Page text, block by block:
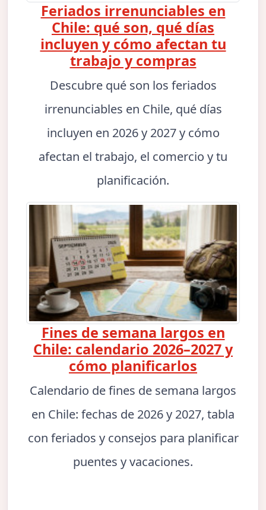
Feriados irrenunciables en
Chile: qué son, qué días
incluyen y cómo afectan tu
trabajo y compras
Descubre qué son los feriados
irrenunciables en Chile, qué días
incluyen en 2026 y 2027 y cómo
afectan el trabajo, el comercio y tu
planificación.
Fines de semana largos en
Chile: calendario 2026–2027 y
cómo planificarlos
Calendario de fines de semana largos
en Chile: fechas de 2026 y 2027, tabla
con feriados y consejos para planificar
puentes y vacaciones.